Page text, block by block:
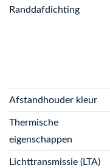
Randdafdichting
Afstandhouder kleur
Thermische
eigenschappen
Lichttransmissie (LTA)